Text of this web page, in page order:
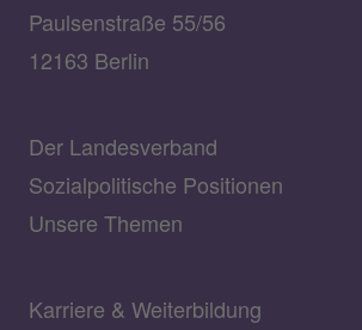
Paulsenstraße 55/56
12163 Berlin
Der Landesverband
Sozialpolitische Positionen
Unsere Themen
Karriere & Weiterbildung